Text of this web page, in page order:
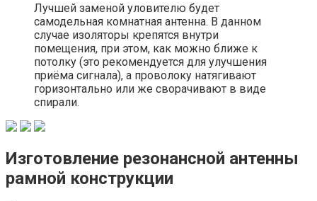
Лучшей заменой уловителю будет
самодельная комнатная антенна. В данном
случае изоляторы крепятся внутри
помещения, при этом, как можно ближе к
потолку (это рекомендуется для улучшения
приёма сигнала), а проволоку натягивают
горизонтально или же сворачивают в виде
спирали.
Изготовление резонансной антенны
рамной конструкции